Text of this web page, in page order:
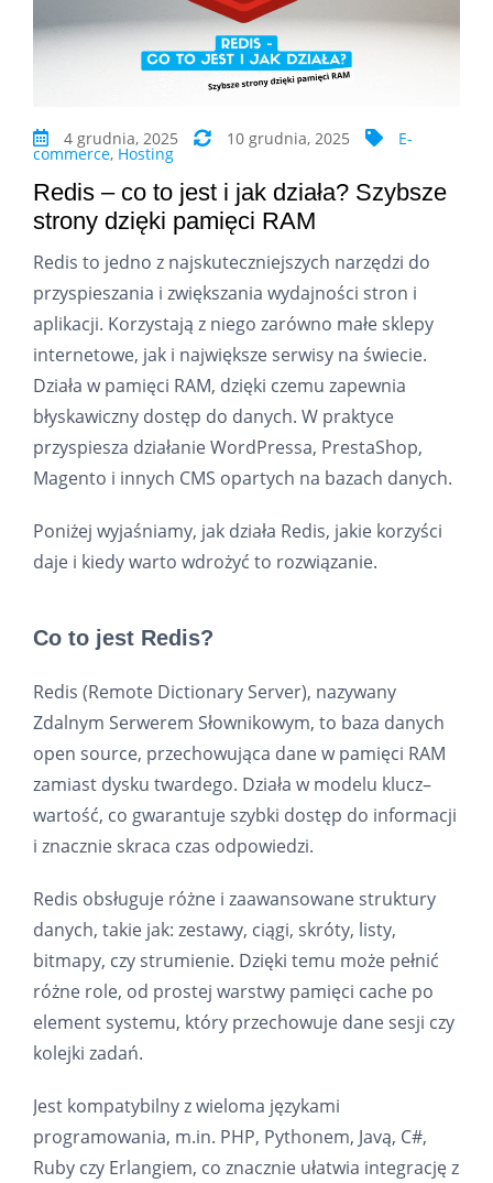
4 grudnia, 2025 10 grudnia, 2025 E-
commerce, Hosting
Redis – co to jest i jak działa? Szybsze
strony dzięki pamięci RAM
Redis to jedno z najskuteczniejszych narzędzi do
przyspieszania i zwiększania wydajności stron i
aplikacji. Korzystają z niego zarówno małe sklepy
internetowe, jak i największe serwisy na świecie.
Działa w pamięci RAM, dzięki czemu zapewnia
błyskawiczny dostęp do danych. W praktyce
przyspiesza działanie WordPressa, PrestaShop,
Magento i innych CMS opartych na bazach danych.
Poniżej wyjaśniamy, jak działa Redis, jakie korzyści
daje i kiedy warto wdrożyć to rozwiązanie.
Co to jest Redis?
Redis (Remote Dictionary Server), nazywany
Zdalnym Serwerem Słownikowym, to baza danych
open source, przechowująca dane w pamięci RAM
zamiast dysku twardego. Działa w modelu klucz–
wartość, co gwarantuje szybki dostęp do informacji
i znacznie skraca czas odpowiedzi.
Redis obsługuje różne i zaawansowane struktury
danych, takie jak: zestawy, ciągi, skróty, listy,
bitmapy, czy strumienie. Dzięki temu może pełnić
różne role, od prostej warstwy pamięci cache po
element systemu, który przechowuje dane sesji czy
kolejki zadań.
Jest kompatybilny z wieloma językami
programowania, m.in. PHP, Pythonem, Javą, C#,
Ruby czy Erlangiem, co znacznie ułatwia integrację z